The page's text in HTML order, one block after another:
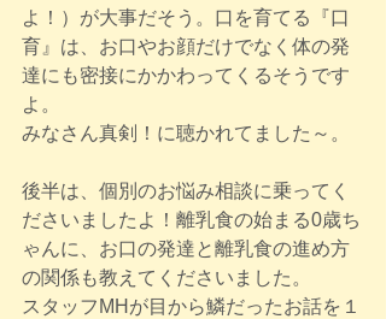
よ！）が大事だそう。口を育てる『口
育』は、お口やお顔だけでなく体の発
達にも密接にかかわってくるそうです
よ。
みなさん真剣！に聴かれてました～。
後半は、個別のお悩み相談に乗ってく
ださいましたよ！離乳食の始まる0歳ち
ゃんに、お口の発達と離乳食の進め方
の関係も教えてくださいました。
スタッフMHが目から鱗だったお話を１